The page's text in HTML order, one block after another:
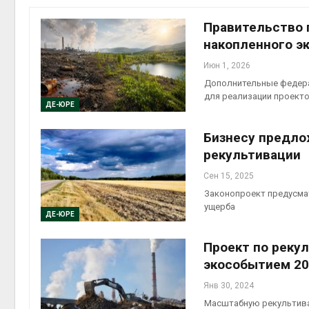
ДЕ-ЮРЕ
Правительство
накопленного
Июн 1, 2026
Дополнительные
для реализации
ДЕ-ЮРЕ
Бизнесу
рекультивации
Сен 15, 2025
Законопроект
ущерба
Проект по
экособытием
Янв 30, 2024
Масштабную
Авг 7,
Авг 6,